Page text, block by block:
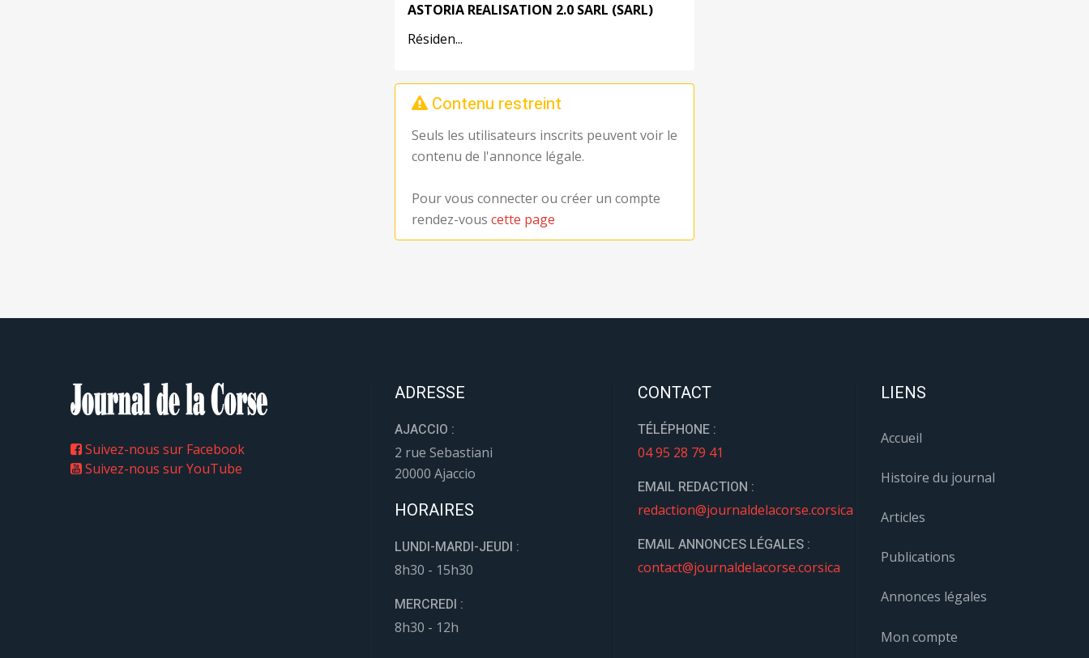
ASTORIA REALISATION 2.0 SARL (SARL)
Résiden...
Contenu restreint
Seuls les utilisateurs inscrits peuvent voir le
contenu de l'annonce légale.
Pour vous connecter ou créer un compte
rendez-vous cette page
Suivez-nous sur Facebook
Suivez-nous sur YouTube
ADRESSE
AJACCIO :
2 rue Sebastiani
20000 Ajaccio
HORAIRES
LUNDI-MARDI-JEUDI :
8h30 - 15h30
MERCREDI :
8h30 - 12h
CONTACT
TÉLÉPHONE :
04 95 28 79 41
EMAIL REDACTION :
redaction@journaldelacorse.corsica
EMAIL ANNONCES LÉGALES :
contact@journaldelacorse.corsica
LIENS
Accueil
Histoire du journal
Articles
Publications
Annonces légales
Mon compte